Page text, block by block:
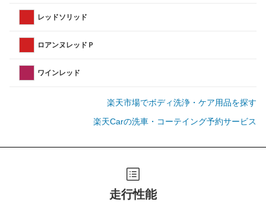
レッドソリッド
ロアンヌレッドＰ
ワインレッド
楽天市場でボディ洗浄・ケア用品を探す
楽天Carの洗車・コーテイング予約サービス
走行性能